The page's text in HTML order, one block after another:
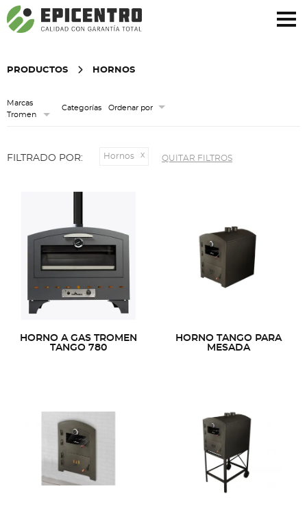
¿Olvidó su contraseña?Regístrese aquí
PRODUCTOS HORNOS
Marcas
Tromen
Categorías Ordenar por
FILTRADO POR: Hornos QUITAR FILTROS
HORNO A GAS TROMEN
TANGO 780
HORNO TANGO PARA
MESADA